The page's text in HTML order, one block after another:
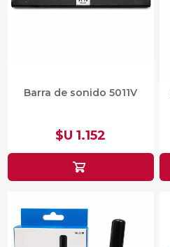
Barra de sonido 5011V
$U 1.152